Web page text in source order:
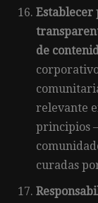
Establecer
de
relevante
principios
curadas